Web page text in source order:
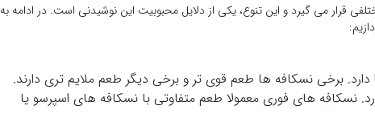
قرار می گیرد و این تنوع، یکی از دلایل محبوبیت این نوشیدنی است. در ادامه به
برخی نسکافه ها طعم قوی تر و برخی دیگر طعم ملایم تری دارند.
نسکافه های فوری معمولا طعم متفاوتی با نسکافه های اسپرسو یا